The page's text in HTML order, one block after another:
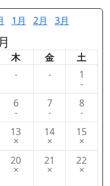
1月 2月 3月
木 金
土
- - 1
-
6
-
7
-
8
-
13
×
14
×
15
×
20
×
21
×
22
×